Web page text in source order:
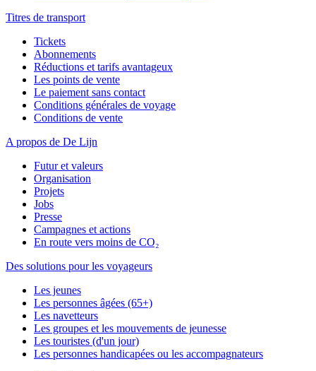
Titres de transport
Tickets
Abonnements
Réductions et tarifs avantageux
Les points de vente
Le paiement sans contact
Conditions générales de voyage
Conditions de vente
A propos de De Lijn
Futur et valeurs
Organisation
Projets
Jobs
Presse
Campagnes et actions
En route vers moins de CO₂
Des solutions pour les voyageurs
Les jeunes
Les personnes âgées (65+)
Les navetteurs
Les groupes et les mouvements de jeunesse
Les touristes (d'un jour)
Les personnes handicapées ou les accompagnateurs